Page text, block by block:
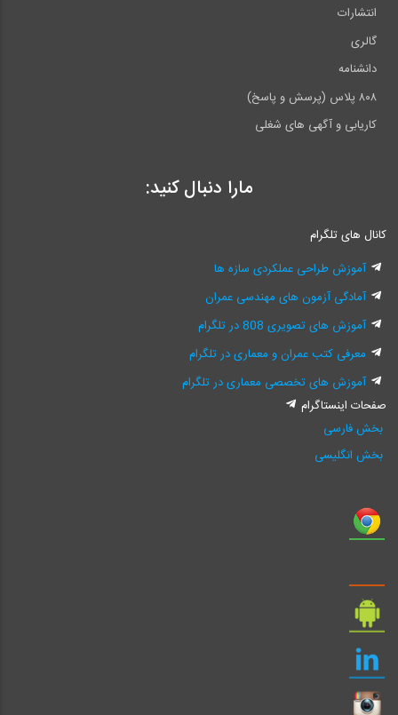
انتشارات
گالری
دانشنامه
۸۰۸ پلاس (پرسش و پاسخ)
کاریابی و آگهی های شغلی
مارا دنبال کنید:
کانال های تلگرام
آموزش طراحی عملکردی سازه ها
آمادگی آزمون های مهندسی عمران
آموزش های تصویری 808 در تلگرام
معرفی کتب عمران و معماری در تلگرام
آموزش های تخصصی معماری در تلگرام
صفحات اینستاگرام
بخش فارسی
بخش انگلیسی